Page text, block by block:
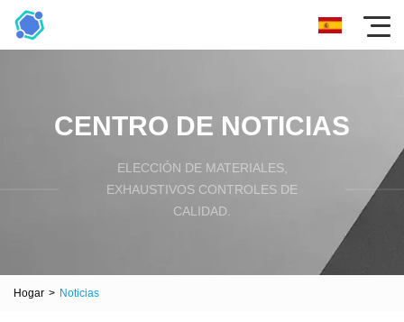
CENTRO DE NOTICIAS
ELECCIÓN DE MATERIALES,
EXHAUSTIVOS CONTROLES DE
CALIDAD.
Hogar > Noticias